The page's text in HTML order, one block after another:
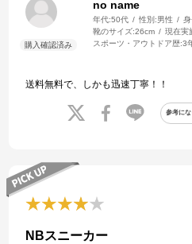
no name
年代:50代 性別:男性
靴のサイズ:26cm 現在実
スポーツ・アウトドア歴:3
送料無料で、しかも迅速丁寧！！
参考に
NBスニーカー